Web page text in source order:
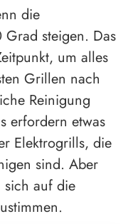
die
Grad steigen. Das
um alles
Grillen nach
Reinigung
erfordern etwas
Elektrogrills, die
sind. Aber
sich auf die